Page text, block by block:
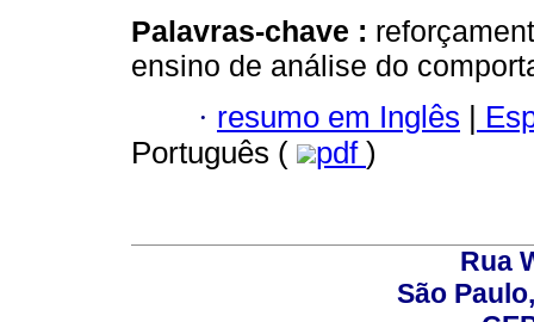
Palavras-chave :
ensino de análise do
· resumo em Inglês |
Português (
pdf )
Rua
São